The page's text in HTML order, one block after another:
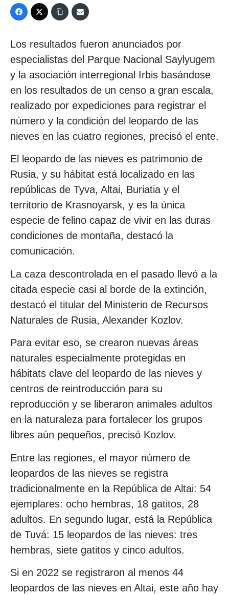
Los resultados fueron anunciados por
especialistas del Parque Nacional Saylyugem
y la asociación interregional Irbis basándose
en los resultados de un censo a gran escala,
realizado por expediciones para registrar el
número y la condición del leopardo de las
nieves en las cuatro regiones, precisó el ente.
El leopardo de las nieves es patrimonio de
Rusia, y su hábitat está localizado en las
repúblicas de Tyva, Altai, Buriatia y el
territorio de Krasnoyarsk, y es la única
especie de felino capaz de vivir en las duras
condiciones de montaña, destacó la
comunicación.
La caza descontrolada en el pasado llevó a la
citada especie casi al borde de la extinción,
destacó el titular del Ministerio de Recursos
Naturales de Rusia, Alexander Kozlov.
Para evitar eso, se crearon nuevas áreas
naturales especialmente protegidas en
hábitats clave del leopardo de las nieves y
centros de reintroducción para su
reproducción y se liberaron animales adultos
en la naturaleza para fortalecer los grupos
libres aún pequeños, precisó Kozlov.
Entre las regiones, el mayor número de
leopardos de las nieves se registra
tradicionalmente en la República de Altai: 54
ejemplares: ocho hembras, 18 gatitos, 28
adultos. En segundo lugar, está la República
de Tuvá: 15 leopardos de las nieves: tres
hembras, siete gatitos y cinco adultos.
Si en 2022 se registraron al menos 44
leopardos de las nieves en Altai, este año hay